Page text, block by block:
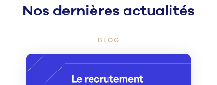
Nos dernières actualités
BLOG